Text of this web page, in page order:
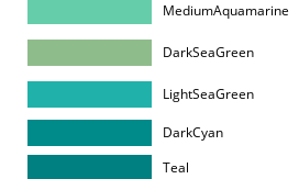
MediumAquamarine
DarkSeaGreen
LightSeaGreen
DarkCyan
Teal